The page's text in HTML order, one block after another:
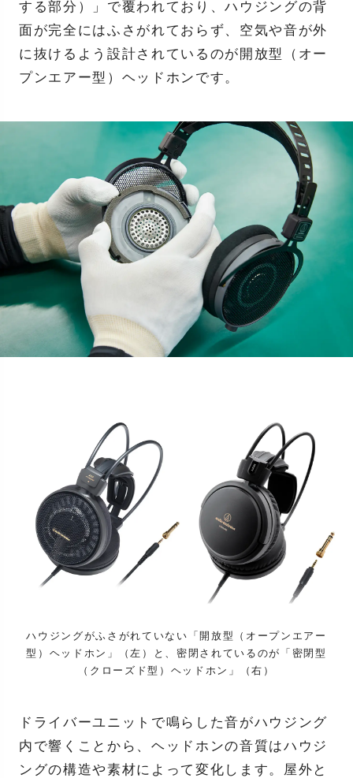
する部分）」で覆われており、ハウジングの背
面が完全にはふさがれておらず、空気や音が外
に抜けるよう設計されているのが開放型（オー
プンエアー型）ヘッドホンです。
ハウジングがふさがれていない「開放型（オープンエアー
型）ヘッドホン」（左）と、密閉されているのが「密閉型
（クローズド型）ヘッドホン」（右）
ドライバーユニットで鳴らした音がハウジング
内で響くことから、ヘッドホンの音質はハウジ
ングの構造や素材によって変化します。屋外と